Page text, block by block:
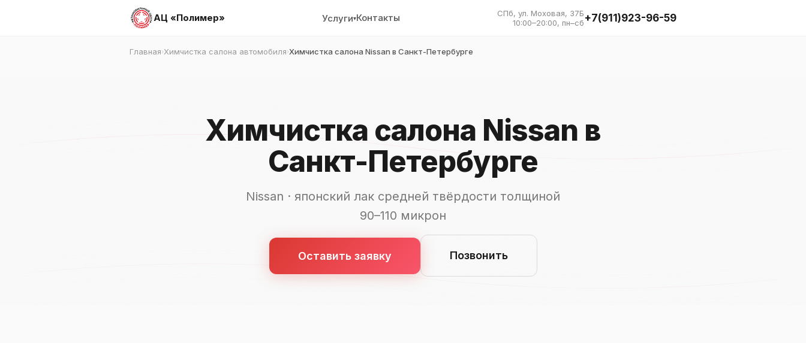
АЦ «Полимер» Услуги▾Контакты
СПб, ул. Моховая, 37Б
10:00–20:00, пн–сб+7(911)923-96-59
Главная›Химчистка салона автомобиля›Химчистка салона Nissan в Санкт-Петербурге
Химчистка салона Nissan в
Санкт-Петербурге
Nissan · японский лак средней твёрдости толщиной
90–110 микрон
Оставить заявку Позвонить